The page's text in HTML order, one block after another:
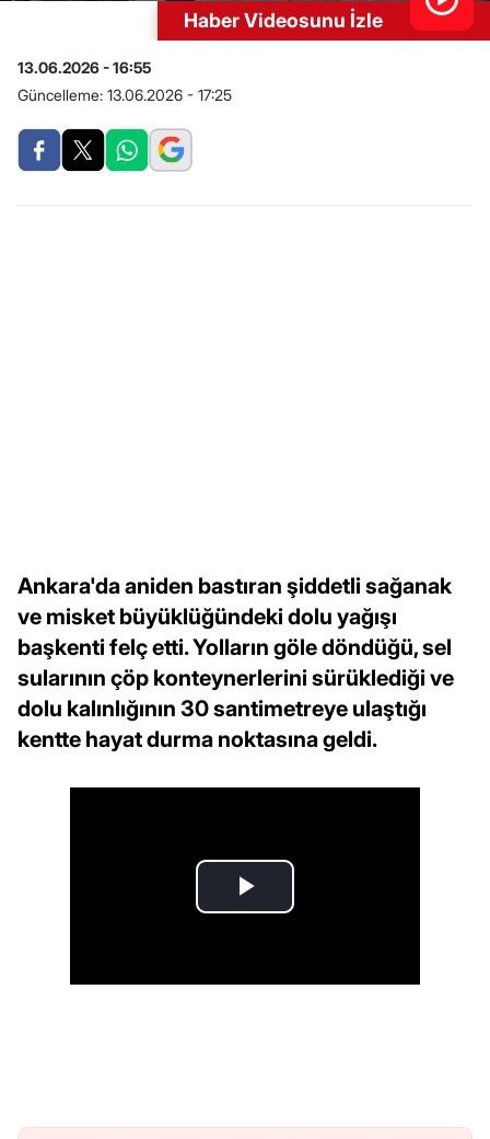
Haber Videosunu İzle
13.06.2026 - 16:55
Güncelleme: 13.06.2026 - 17:25
Ankara'da aniden bastıran şiddetli sağanak
ve misket büyüklüğündeki dolu yağışı
başkenti felç etti. Yolların göle döndüğü, sel
sularının çöp konteynerlerini sürüklediği ve
dolu kalınlığının 30 santimetreye ulaştığı
kentte hayat durma noktasına geldi.